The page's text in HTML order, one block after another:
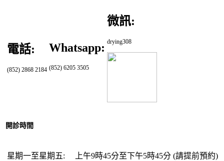
電話:
(852) 2868 2184
Whatsapp:
(852) 6205 3505
微訊:
drying308
開診時間
星期一至星期五: 上午9時45分至下午5時45分 (請提前預約)